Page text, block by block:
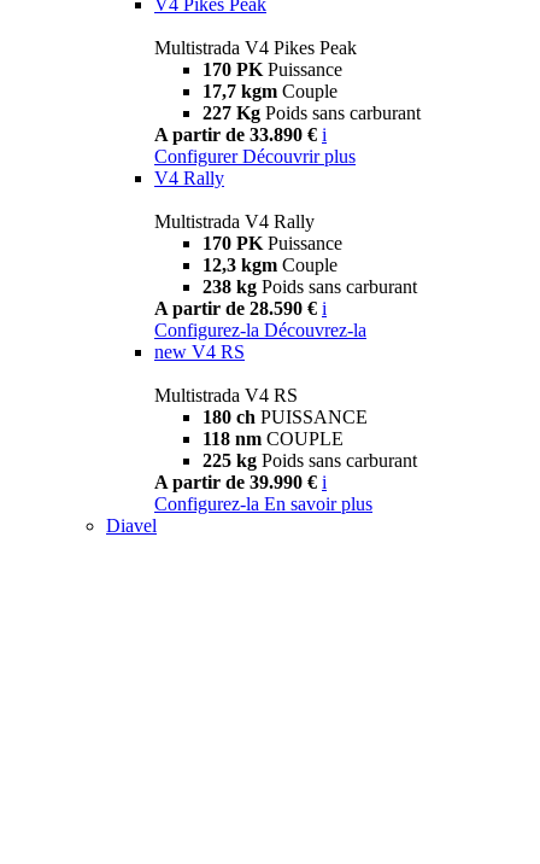
Multistrada V4 Pikes Peak
170 PK Puissance
17,7 kgm Couple
227 Kg Poids sans carburant
A partir de 33.890 € i
Configurer Découvrir plus
V4 Rally
Multistrada V4 Rally
170 PK Puissance
12,3 kgm Couple
238 kg Poids sans carburant
A partir de 28.590 € i
Configurez-la Découvrez-la
new V4 RS
Multistrada V4 RS
180 ch PUISSANCE
118 nm COUPLE
225 kg Poids sans carburant
A partir de 39.990 € i
Configurez-la En savoir plus
Diavel